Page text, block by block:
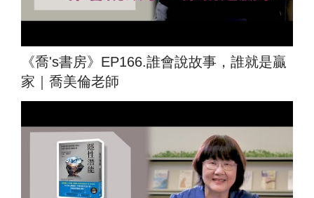
《喬's書房》EP166.誰會說故事，誰就是贏
家｜喬美倫老師